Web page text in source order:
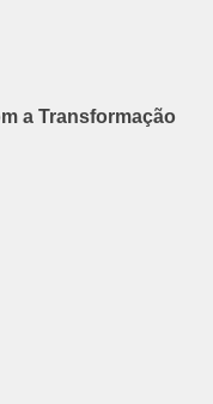
a Transformação